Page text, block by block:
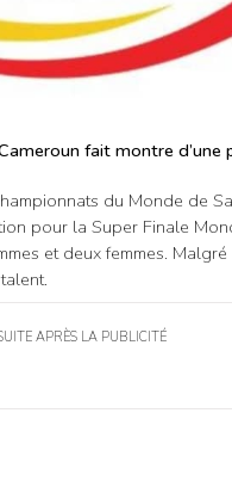
fait montre d’une
du Monde de
pour la Super Finale
et deux femmes.
APRÈS LA PUBLICITÉ